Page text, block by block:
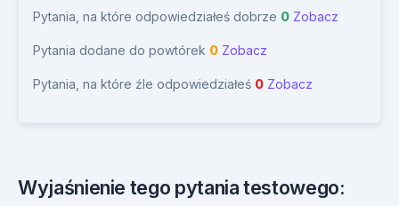
Pytania, na które odpowiedziałeś dobrze 0 Zobacz
Pytania dodane do powtórek 0 Zobacz
Pytania, na które źle odpowiedziałeś 0 Zobacz
Wyjaśnienie tego pytania testowego: